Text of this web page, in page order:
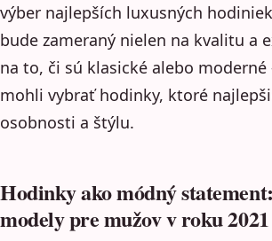
výber najlepších luxusných
bude zameraný nielen na kvalitu a
na to, či sú klasické alebo moderné
mohli vybrať hodinky, ktoré
osobnosti a štýlu.
Hodinky ako módný
modely pre mužov v roku 2021